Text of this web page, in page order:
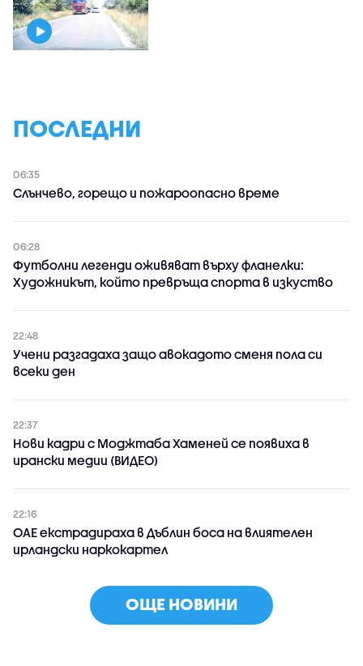
ПОСЛЕДНИ
06:35
Слънчево, горещо и пожароопасно време
06:28
Футболни легенди оживяват върху фланелки:
Художникът, който превръща спорта в изкуство
22:48
Учени разгадаха защо авокадото сменя пола си
всеки ден
22:37
Нови кадри с Моджтаба Хаменей се появиха в
ирански медии (ВИДЕО)
22:16
ОАЕ екстрадираха в Дъблин боса на влиятелен
ирландски наркокартел
ОЩЕ НОВИНИ